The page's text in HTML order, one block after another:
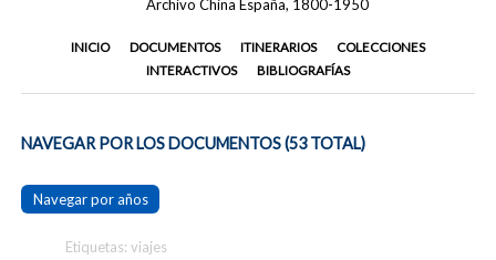
INICIO DOCUMENTOS ITINERARIOS
COLECCIONES
INTERACTIVOS
BIBLIOGRAFÍAS
NAVEGAR POR LOS DOCUMENTOS (53 TOTAL)
Navegar por años
Etiquetas: viajes